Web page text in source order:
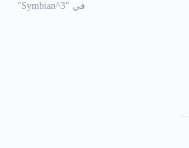
في "Symbian^3"